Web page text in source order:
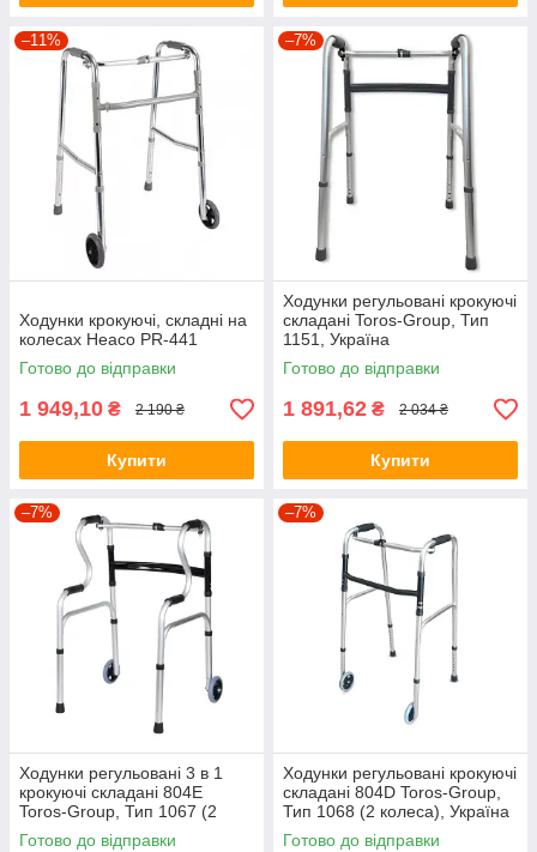
–11%
Ходунки крокуючі, складні на
колесах Heaco PR-441
Готово до відправки
1 949,10 ₴ 2 190 ₴
Купити
–7%
Ходунки регульовані крокуючі
складані Toros-Group, Тип
1151, Україна
Готово до відправки
1 891,62 ₴ 2 034 ₴
Купити
–7%
Ходунки регульовані 3 в 1
крокуючі складані 804E
Toros-Group, Тип 1067 (2
колеса), Україна
Готово до відправки
–7%
Ходунки регульовані крокуючі
складані 804D Toros-Group,
Тип 1068 (2 колеса), Україна
Готово до відправки